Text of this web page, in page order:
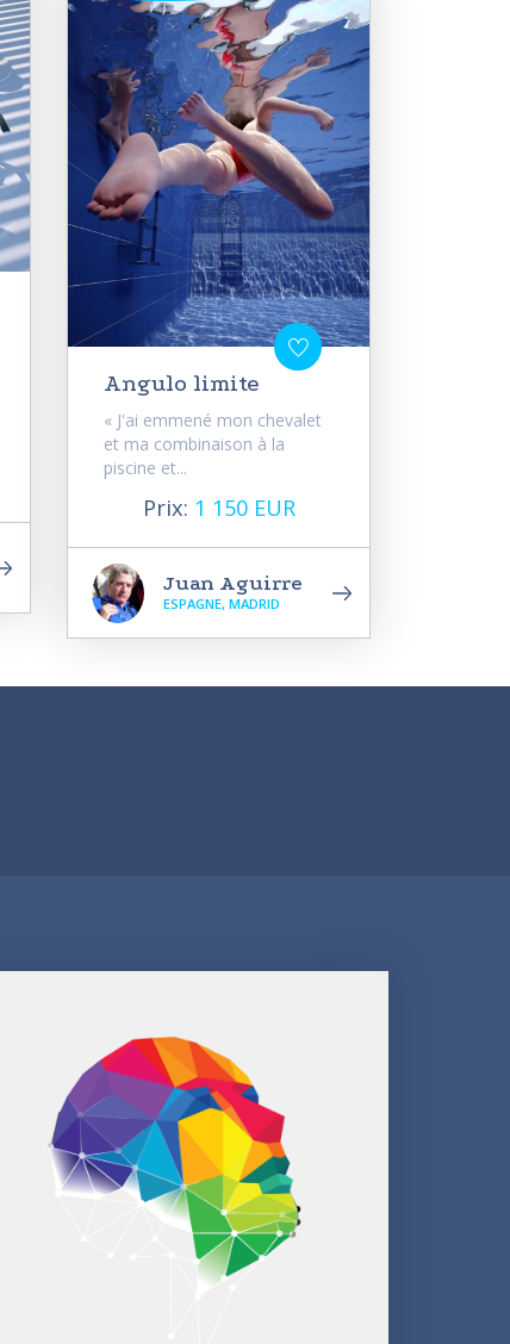
Angulo limite
« J'ai emmené mon chevalet
et ma combinaison à la
piscine et...
Prix: 1 150 EUR
Juan Aguirre
ESPAGNE, MADRID